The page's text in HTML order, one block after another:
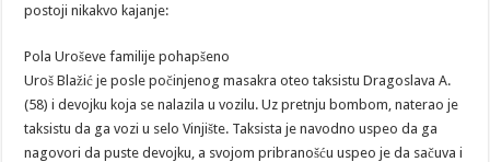
postoji nikakvo kajanje:
Pola Uroševe familije pohapšeno
Uroš Blažić je posle počinjenog masakra oteo taksistu Dragoslava A.
(58) i devojku koja se nalazila u vozilu. Uz pretnju bombom, naterao je
taksistu da ga vozi u selo Vinjište. Taksista je navodno uspeo da ga
nagovori da puste devojku, a svojom pribranošću uspeo je da sačuva i